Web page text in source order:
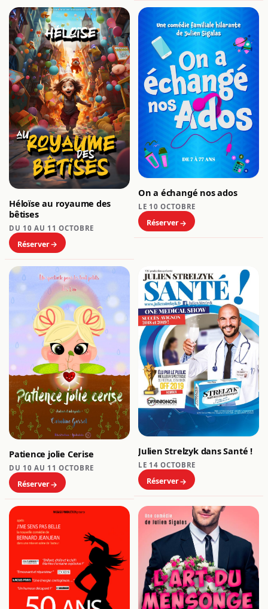
Héloïse au royaume des
bêtises
DU 10 AU 11 OCTOBRE
Réserver
On a échangé nos ados
LE 10 OCTOBRE
Réserver
Patience jolie Cerise
DU 10 AU 11 OCTOBRE
Réserver
Julien Strelzyk dans Santé !
LE 14 OCTOBRE
Réserver